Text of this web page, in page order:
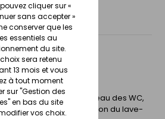
cliquer sur «
sans accepter »
conserver que les
essentiels au
du site.
sera retenu
13 mois et vous
à tout moment
sur "Gestion des
en bas du site
vos choix.
technique
pour les chasses d'eau des WC,
l'alimentation du lave-